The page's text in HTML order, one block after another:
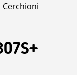
Cerchioni